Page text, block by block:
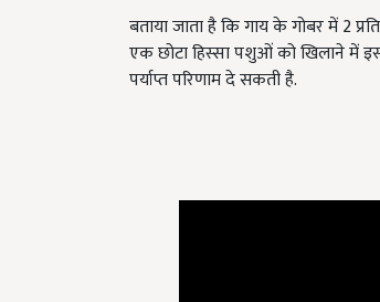
बताया जाता है कि गाय के गोबर में 2
एक छोटा हिस्सा पशुओं को खिलाने में
पर्याप्त परिणाम दे सकती है.